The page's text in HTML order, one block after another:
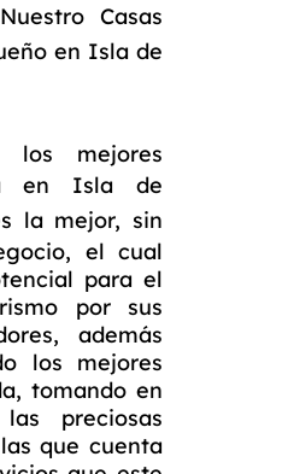
Casas
en Isla de
los mejores
en Isla de
la mejor, sin
el cual
para el
por sus
además
los mejores
tomando en
preciosas
que cuenta